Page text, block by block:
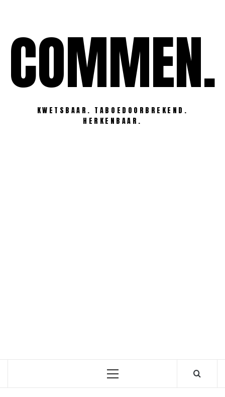
inhoudCOMMEN.
KWETSBAAR. TABOEDOORBREKEND.
HERKENBAAR.
Primair